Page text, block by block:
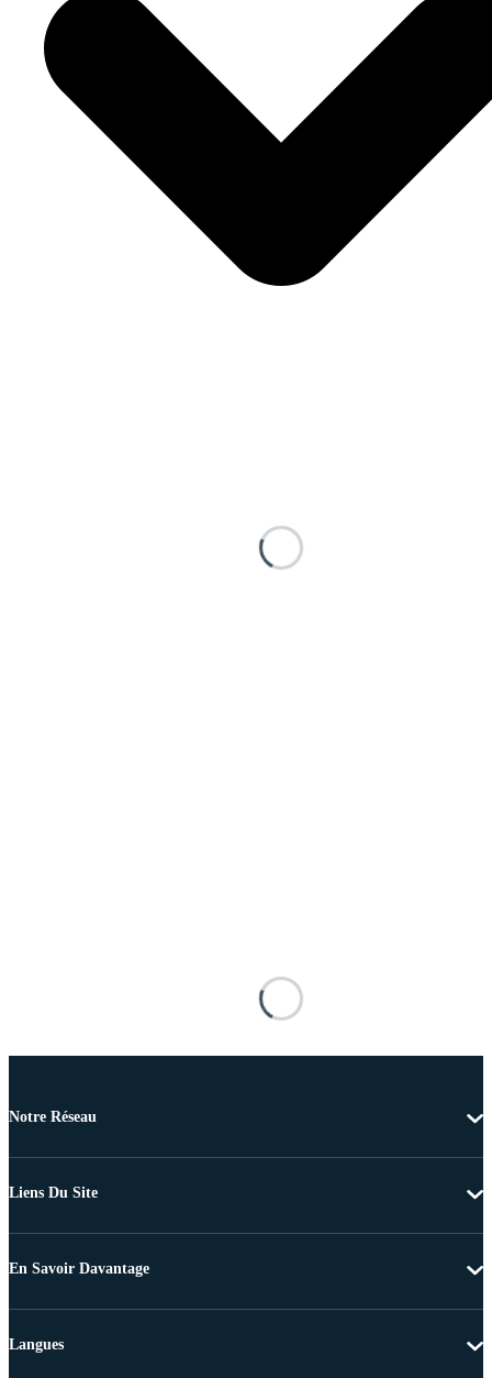
Notre Réseau
Liens Du Site
En Savoir Davantage
Langues